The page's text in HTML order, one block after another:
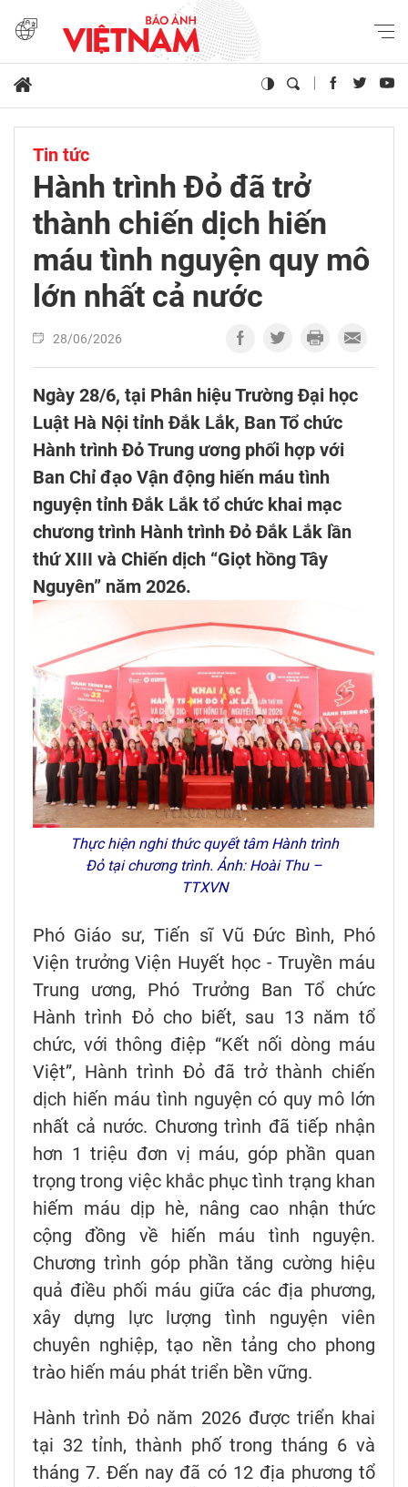
Tin tức
Hành trình Đỏ đã trở
thành chiến dịch hiến
máu tình nguyện quy mô
lớn nhất cả nước
28/06/2026
Ngày 28/6, tại Phân hiệu Trường Đại học
Luật Hà Nội tỉnh Đắk Lắk, Ban Tổ chức
Hành trình Đỏ Trung ương phối hợp với
Ban Chỉ đạo Vận động hiến máu tình
nguyện tỉnh Đắk Lắk tổ chức khai mạc
chương trình Hành trình Đỏ Đắk Lắk lần
thứ XIII và Chiến dịch “Giọt hồng Tây
Nguyên” năm 2026.
Thực hiện nghi thức quyết tâm Hành trình
Đỏ tại chương trình. Ảnh: Hoài Thu –
TTXVN
Phó Giáo sư, Tiến sĩ Vũ Đức Bình, Phó
Viện trưởng Viện Huyết học - Truyền máu
Trung ương, Phó Trưởng Ban Tổ chức
Hành trình Đỏ cho biết, sau 13 năm tổ
chức, với thông điệp “Kết nối dòng máu
Việt”, Hành trình Đỏ đã trở thành chiến
dịch hiến máu tình nguyện có quy mô lớn
nhất cả nước. Chương trình đã tiếp nhận
hơn 1 triệu đơn vị máu, góp phần quan
trọng trong việc khắc phục tình trạng khan
hiếm máu dịp hè, nâng cao nhận thức
cộng đồng về hiến máu tình nguyện.
Chương trình góp phần tăng cường hiệu
quả điều phối máu giữa các địa phương,
xây dựng lực lượng tình nguyện viên
chuyên nghiệp, tạo nền tảng cho phong
trào hiến máu phát triển bền vững.
Hành trình Đỏ năm 2026 được triển khai
tại 32 tỉnh, thành phố trong tháng 6 và
tháng 7. Đến nay đã có 12 địa phương tổ